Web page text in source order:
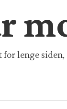
lenge siden,